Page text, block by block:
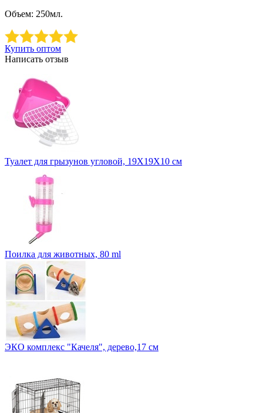
Объем: 250мл.
Купить оптом
Написать отзыв
Туалет для грызунов угловой, 19Х19Х10 см
Поилка для животных, 80 ml
ЭКО комплекс "Качеля", дерево,17 см